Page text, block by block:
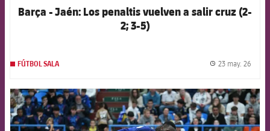
Barça - Jaén: Los penaltis vuelven a salir cruz (2-
2; 3-5)
FÚTBOL SALA 23 may. 26
FCB Barcelona badge